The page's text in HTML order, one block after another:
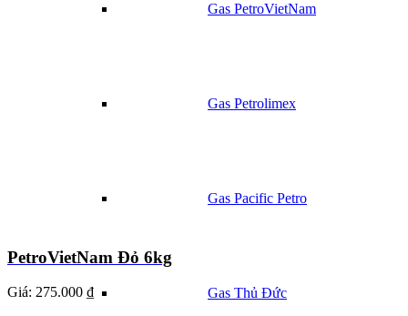
Gas PetroVietNam
Gas Petrolimex
Gas Pacific Petro
Gas Thủ Đức
PetroVietNam Đỏ 6kg
Giá: 275.000 ₫